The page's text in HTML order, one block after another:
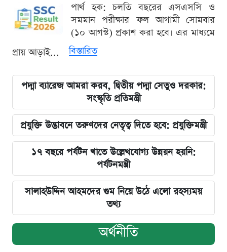
পার্থ হক: চলতি বছরের এসএসসি ও
সমমান পরীক্ষার ফল আগামী সোমবার
(১০ আগস্ট) প্রকাশ করা হবে। এর মাধ্যমে
প্রায় আড়াই...
বিস্তারিত
পদ্মা ব্যারেজ আমরা করব, দ্বিতীয় পদ্মা সেতুও দরকার:
সংস্কৃতি প্রতিমন্ত্রী
প্রযুক্তি উদ্ভাবনে তরুণদের নেতৃত্ব দিতে হবে: প্রযুক্তিমন্ত্রী
১৭ বছরে পর্যটন খাতে উল্লেখযোগ্য উন্নয়ন হয়নি:
পর্যটনমন্ত্রী
সালাহউদ্দিন আহমদের গুম নিয়ে উঠে এলো রহস্যময়
তথ্য
অর্থনীতি